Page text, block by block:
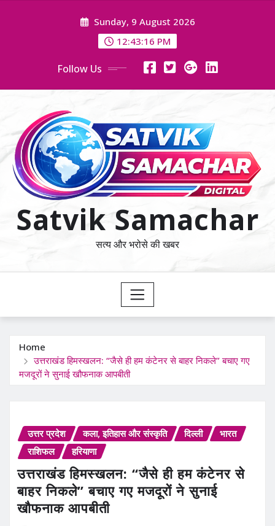
Sunday, 9 August 2026
12:43:17 PM
Follow Us
Satvik Samachar
सत्य और भरोसे की खबर
Home
उत्तराखंड हिमस्खलन: “जैसे ही हम कंटेनर से बाहर निकले” बचाए गए
मजदूरों ने सुनाई खौफनाक आपबीती
उत्तर प्रदेश कला, इतिहास और संस्कृति दिल्ली
भारत
राशिफल
हरियाणा
उत्तराखंड हिमस्खलन: “जैसे ही हम कंटेनर से
बाहर निकले” बचाए गए मजदूरों ने सुनाई
खौफनाक आपबीती